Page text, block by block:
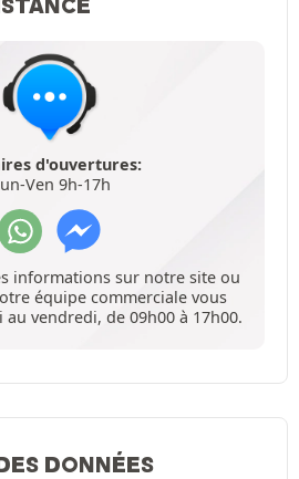
d'ouvertures:
Ven 9h-17h
informations sur notre site ou
équipe commerciale vous
vendredi, de 09h00 à 17h00.
DONNÉES